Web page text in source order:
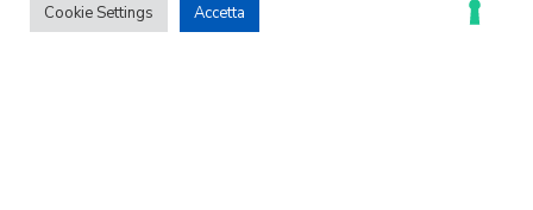
Cookie Settings Accetta